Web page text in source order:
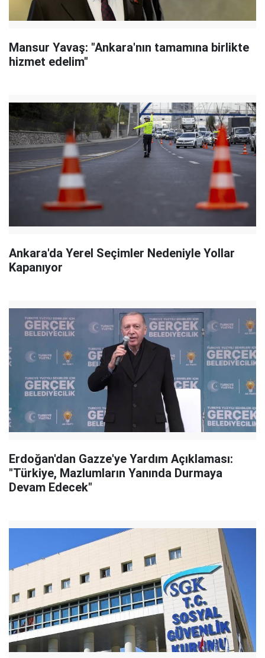
Mansur Yavaş: "Ankara'nın tamamına birlikte
hizmet edelim"
Ankara'da Yerel Seçimler Nedeniyle Yollar
Kapanıyor
Erdoğan'dan Gazze'ye Yardım Açıklaması:
"Türkiye, Mazlumların Yanında Durmaya
Devam Edecek"